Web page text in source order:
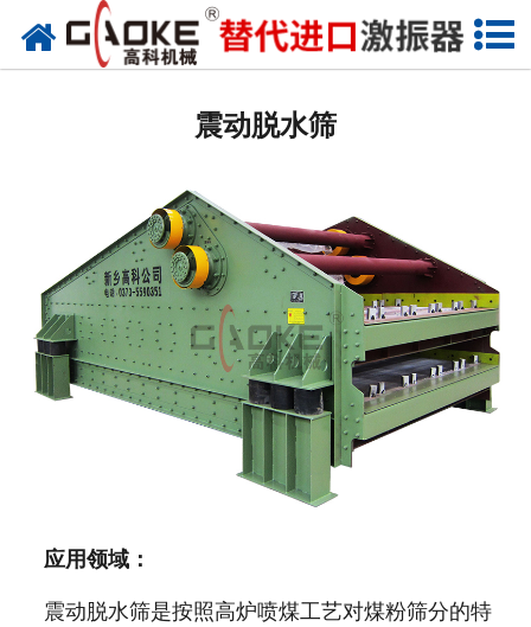
网站首页
配套设备
筛分备件
震动脱水筛
应用领域：
震动脱水筛是按照高炉喷煤工艺对煤粉筛分的特